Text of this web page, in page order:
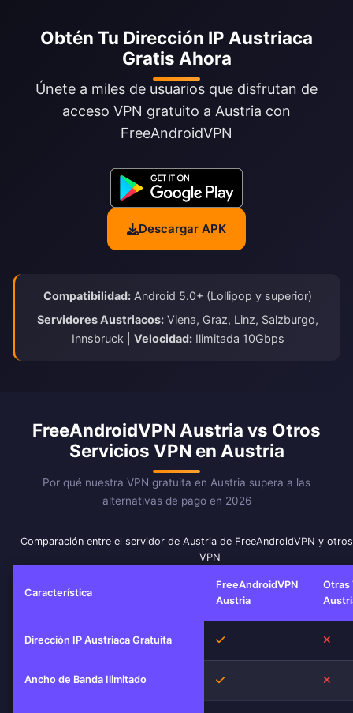
Obtén Tu Dirección IP Austriaca
Gratis Ahora
Únete a miles de usuarios que disfrutan de
acceso VPN gratuito a Austria con
FreeAndroidVPN
Descargar APK
Compatibilidad: Android 5.0+ (Lollipop y superior)
Servidores Austriacos: Viena, Graz, Linz, Salzburgo,
Innsbruck | Velocidad:Ilimitada 10Gbps
FreeAndroidVPN Austria vs Otros
Servicios VPN en Austria
Por qué nuestra VPN gratuita en Austria supera a las
alternativas de pago en 2026
Comparación entre el servidor de Austria de FreeAndroidVPN y
VPN
Característica
FreeAndroidVPN
Austria
Otras
Dirección IP Austriaca Gratuita Sí
Ancho de Banda Ilimitado Sí